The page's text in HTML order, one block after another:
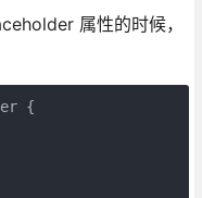
属性的时候，
{